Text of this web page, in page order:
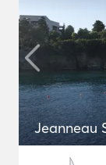
Jeanneau